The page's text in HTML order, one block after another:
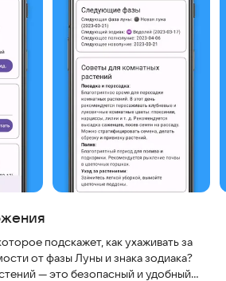
подскажет, как ухаживать за
от фазы Луны и знака зодиака?
— это безопасный и удобный